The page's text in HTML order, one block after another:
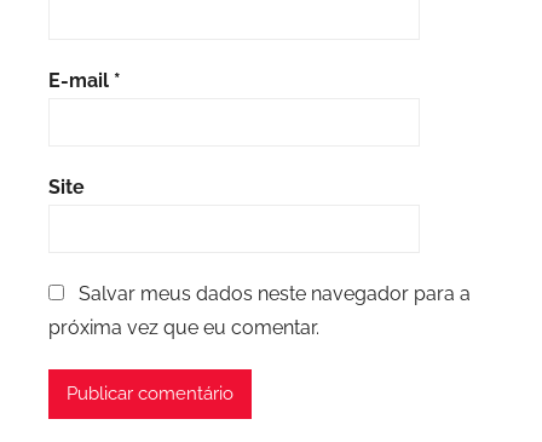
E-mail *
Site
Salvar meus dados neste navegador para a
próxima vez que eu comentar.